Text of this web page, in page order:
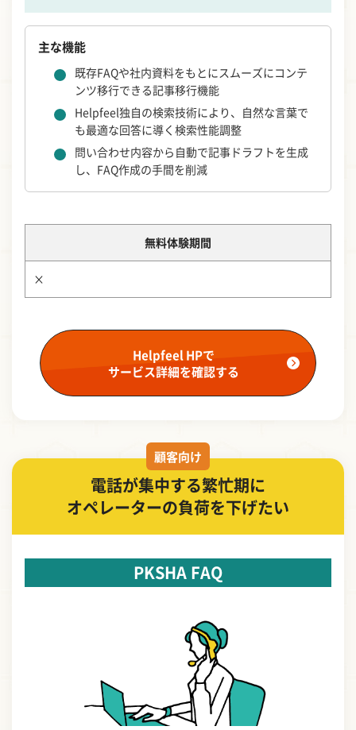
主な機能
既存FAQや社内資料をもとにスムーズにコンテ
ンツ移行できる記事移行機能
Helpfeel独自の検索技術により、自然な言葉で
も最適な回答に導く検索性能調整
問い合わせ内容から自動で記事ドラフトを生成
し、FAQ作成の手間を削減
無料体験期間
×
Helpfeel HPで
サービス詳細を確認する
顧客向け
電話が集中する繁忙期に
オペレーターの負荷を下げたい
PKSHA FAQ